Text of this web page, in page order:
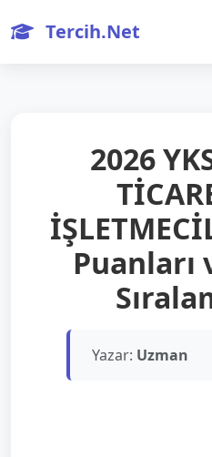
Tercih.Net
2026
Puanları
Yazar: Uzman